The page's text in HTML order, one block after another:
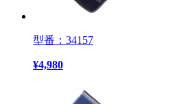
型番：34157
¥4,980